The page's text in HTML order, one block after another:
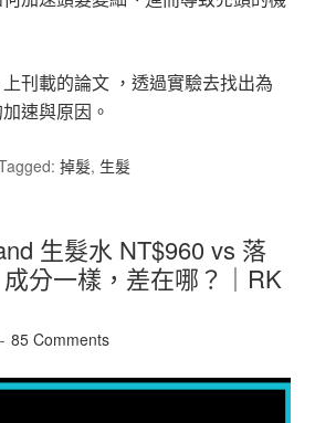
刊載的論文 ，透過實驗去找出為
速與原因。
掉髮, 生髮
生髮水 NT$960 vs 落
分一樣，差在哪？｜RK
85 Comments